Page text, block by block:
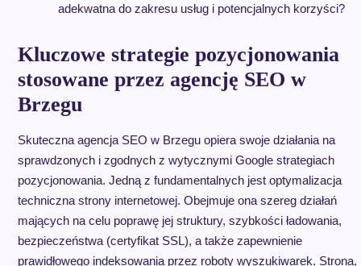
adekwatna do zakresu usług i potencjalnych korzyści?
Kluczowe strategie pozycjonowania
stosowane przez agencję SEO w
Brzegu
Skuteczna agencja SEO w Brzegu opiera swoje działania na
sprawdzonych i zgodnych z wytycznymi Google strategiach
pozycjonowania. Jedną z fundamentalnych jest optymalizacja
techniczna strony internetowej. Obejmuje ona szereg działań
mających na celu poprawę jej struktury, szybkości ładowania,
bezpieczeństwa (certyfikat SSL), a także zapewnienie
prawidłowego indeksowania przez roboty wyszukiwarek. Strona,